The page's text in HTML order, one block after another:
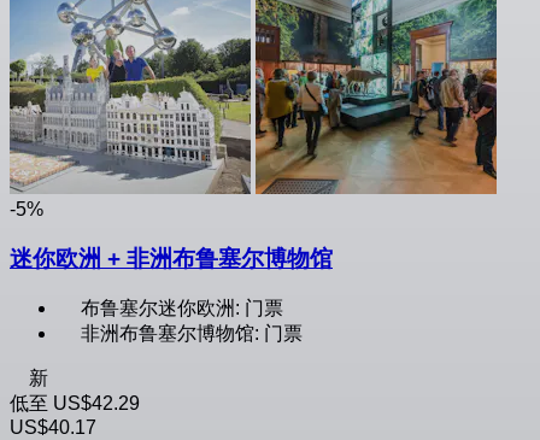
-5%
迷你欧洲 + 非洲布鲁塞尔博物馆
布鲁塞尔迷你欧洲: 门票
非洲布鲁塞尔博物馆: 门票
新
低至 US$42.29
US$40.17